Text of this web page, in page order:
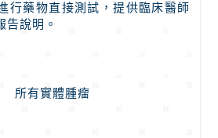
行藥物直接測試，提供臨床醫師
告說明。
所有實體腫瘤